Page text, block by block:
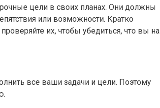
цели в своих планах. Они должны
или возможности. Кратко
их, чтобы убедиться, что вы на
все ваши задачи и цели. Поэтому